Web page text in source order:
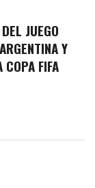
JUEGO
Y
COPA FIFA